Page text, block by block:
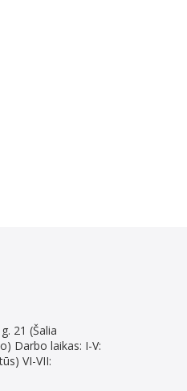
21 (Šalia
Darbo laikas: I-V:
VI-VII: